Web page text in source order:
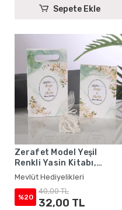
Sepete Ekle
Zerafet Model Yeşil
Renkli Yasin Kitabı,
Karton Çanta ve Tesbih -
Mevlüt Hediyelikleri
Mevlüt Hediyelikleri
%20
40,00 TL
32,00 TL